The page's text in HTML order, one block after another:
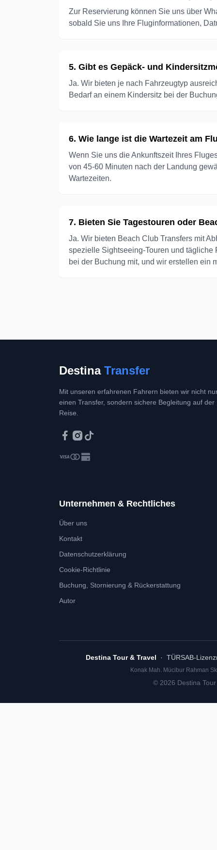
Zur Reservierung können Sie uns über
sobald Sie uns Ihre Fluginformationen,
5. Gibt es Gepäck- und
Ja. Wir bieten je nach Fahrzeugtyp
Bedarf an einem Kindersitz bei der
6. Wie lange ist die Wartezeit am
Wenn Sie uns die Ankunftszeit Ihres
von 45-60 Minuten nach der Landung
Wartezeiten.
7. Bieten Sie Tagestouren oder
Ja. Wir bieten Beach Club Transfers mit
spezielle Sightseeing-Touren und
bei der Buchung mit, und wir erstellen ein
DestinaTransfer
Mit unseren erfahrenen Fahrern bieten wir nicht
einen Transfer, sondern sichere Begleitung auf der
Reise.
Unternehmen & Rechtliches
Über uns
Kontakt
Datenschutzerklärung
Cookie-Richtlinie
Buchung, Stornierung & Rückerstattung
Autor
Destina Tour & Travel · TÜRSAB-
Konak Mah. Mücibur Rahman
© 2026 Destina